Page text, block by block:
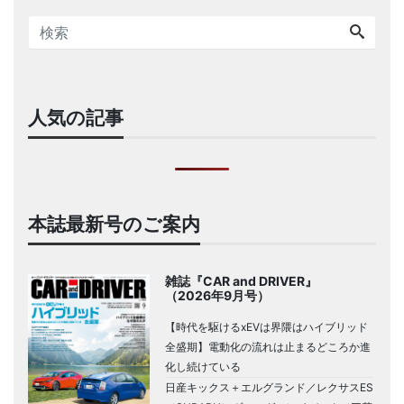
人気の記事
本誌最新号のご案内
雑誌『CAR and DRIVER』
（2026年9月号）
【時代を駆けるxEVは界隈はハイブリッド
全盛期】電動化の流れは止まるどころか進
化し続けている
日産キックス＋エルグランド／レクサスES